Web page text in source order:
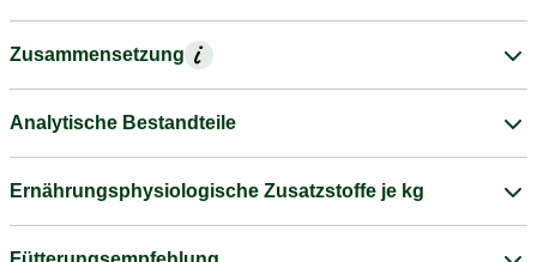
Zusammensetzung
Analytische Bestandteile
Ernährungsphysiologische Zusatzstoffe je kg